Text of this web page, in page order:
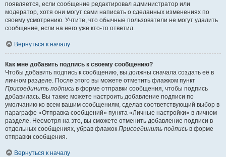
появляется, если сообщение редактировал администратор или
модератор, хотя они могут сами написать о сделанных изменениях по
своему усмотрению. Учтите, что обычные пользователи не могут удалить
сообщение, если на него уже кто-то ответил.
Вернуться к началу
Как мне добавить подпись к своему сообщению?
Чтобы добавить подпись к сообщению, вы должны сначала создать её в
личном разделе. После этого вы можете отметить флажком пункт
Присоединить подпись в форме отправки сообщения, чтобы подпись
добавилась. Вы также можете настроить добавление подписи по
умолчанию ко всем вашим сообщениям, сделав соответствующий выбор в
параграфе «Отправка сообщений» пункта «Личные настройки» в личном
разделе. Несмотря на это, вы сможете отменить добавление подписи в
отдельных сообщениях, убрав флажок Присоединить подпись в форме
отправки сообщения.
Вернуться к началу